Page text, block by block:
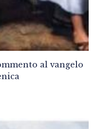
al vangelo